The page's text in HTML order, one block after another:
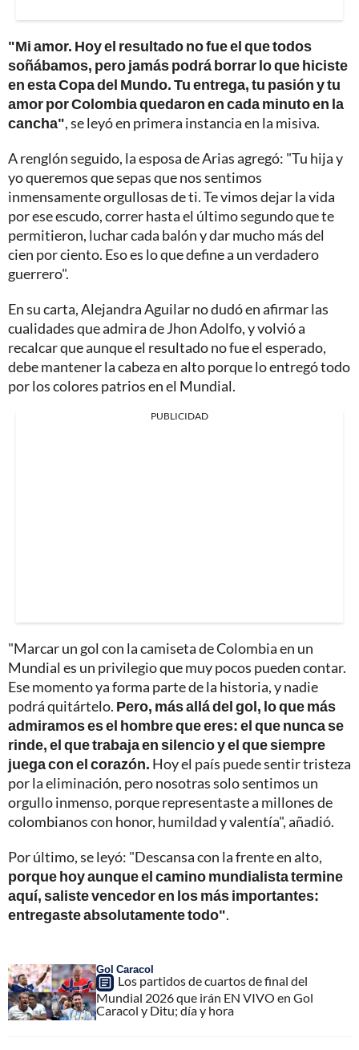
"Mi amor. Hoy el resultado no fue el que todos
soñábamos, pero jamás podrá borrar lo que hiciste
en esta Copa del Mundo. Tu entrega, tu pasión y tu
amor por Colombia quedaron en cada minuto en la
cancha", se leyó en primera instancia en la misiva.
A renglón seguido, la esposa de Arias agregó: "Tu hija y
yo queremos que sepas que nos sentimos
inmensamente orgullosas de ti. Te vimos dejar la vida
por ese escudo, correr hasta el último segundo que te
permitieron, luchar cada balón y dar mucho más del
cien por ciento. Eso es lo que define a un verdadero
guerrero".
En su carta, Alejandra Aguilar no dudó en afirmar las
cualidades que admira de Jhon Adolfo, y volvió a
recalcar que aunque el resultado no fue el esperado,
debe mantener la cabeza en alto porque lo entregó todo
por los colores patrios en el Mundial.
PUBLICIDAD
"Marcar un gol con la camiseta de Colombia en un
Mundial es un privilegio que muy pocos pueden contar.
Ese momento ya forma parte de la historia, y nadie
podrá quitártelo. Pero, más allá del gol, lo que más
admiramos es el hombre que eres: el que nunca se
rinde, el que trabaja en silencio y el que siempre
juega con el corazón. Hoy el país puede sentir tristeza
por la eliminación, pero nosotras solo sentimos un
orgullo inmenso, porque representaste a millones de
colombianos con honor, humildad y valentía", añadió.
Por último, se leyó: "Descansa con la frente en alto,
porque hoy aunque el camino mundialista termine
aquí, saliste vencedor en los más importantes:
entregaste absolutamente todo".
Gol Caracol
Los partidos de cuartos de final del
Mundial 2026 que irán EN VIVO en Gol
Caracol y Ditu; día y hora